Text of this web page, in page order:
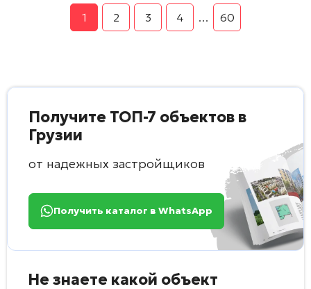
1 2 3 4 … 60
Получите ТОП-7 объектов в
Грузии
от надежных застройщиков
Получить каталог в WhatsApp
Не знаете какой объект